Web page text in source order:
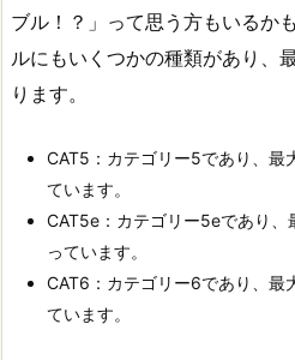
ブル！？」って思う方もいるか
ルにもいくつかの種類があり、
ります。
CAT5：カテゴリー5であり、最
ています。
CAT5e：カテゴリー5eであり
っています。
CAT6：カテゴリー6であり、
ています。